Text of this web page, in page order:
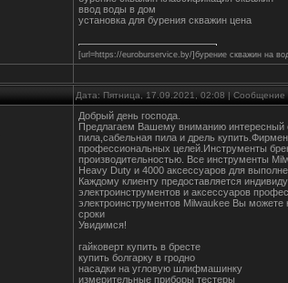
ввод воды в дом
установка для бурения скважин цена
[url=https://euroburservice.by/]бурение скважин на
Дата: Пятница, 17.09.2021, 02:08 | Сообщение
Добрый день господа.
Предлагаем Вашему вниманию интересный
пила,сабельная пила и дрель
профессиональных целей.Инструменты
производительностью. Все инструменты
Heavy Duty и 4000 аксессуаров для
Каждому клиенту предоставляется
электроинструментов и аксессуаров
электроинструментов Milwaukee Вы
сроки
Увидимся!
гайковерт купить в бресте
купить болгарку в гродно
насадки на угловую шлифмашинку
измерительные приборы тестеры